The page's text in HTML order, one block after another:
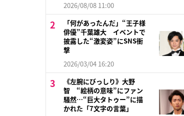
2026/08/08 11:00
「何があったんだ」“王子様
俳優”千葉雄大 イベントで
披露した“激変姿”にSNS衝
撃
2026/03/04 16:20
《左腕にびっしり》大野
智 “絵柄の意味”にファン
騒然…“巨大タトゥー”に描
かれた「7文字の言葉」